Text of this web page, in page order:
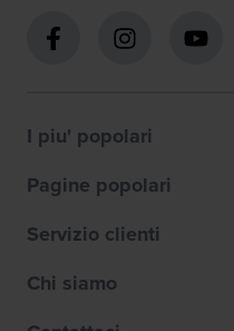
I piu' popolari
Pagine popolari
Servizio clienti
Chi siamo